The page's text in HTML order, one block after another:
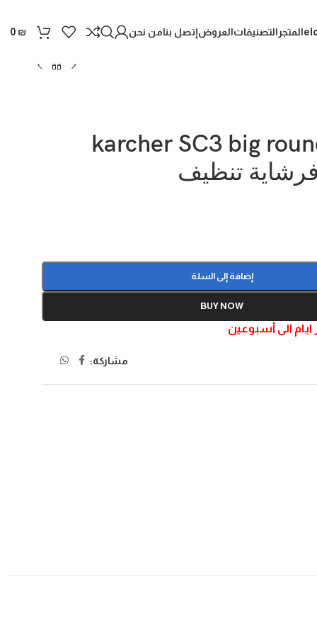
المتجر التصنيفاتالعروضإتصل بنامن نحن 0 ₪
karcher SC3 big
تنظيف
إضافة إلى السلة
BUY NOW
الى أسبوعين
مشاركة: